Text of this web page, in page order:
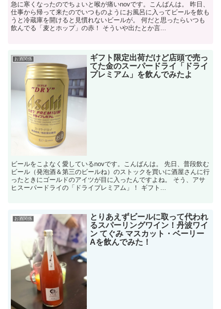
急に寒くなったのでちょいと喉が痛いnovです。こんばんは。 昨日、
仕事から帰って来たのでいつものようにお風呂に入ってビールを飲も
うと冷蔵庫を開けると見慣れないビールが。 何だと思ったらいつも
飲んでる「麦とホップ」の赤！ そういや出たとか言...
お酒関係
ギフト限定出荷だけど店頭で売っ
てた金のスーパードライ「ドライ
プレミアム」を飲んでみたよ
ビールをこよなく愛しているnovです。こんばんは。 先日、普段飲む
ビール（発泡酒＆第三のビールね）のストックを買いに酒屋さんに行
ったときにゴールドのアイツが目に入ったんですよね。 そう、アサ
ヒスーパードライの「ドライプレミアム」！ ギフト...
お酒関係
とりあえずビールに取って代われ
るスパーリングワイン！丹波ワイ
ン てぐみ マスカット・ベーリー
Aを飲んでみた！